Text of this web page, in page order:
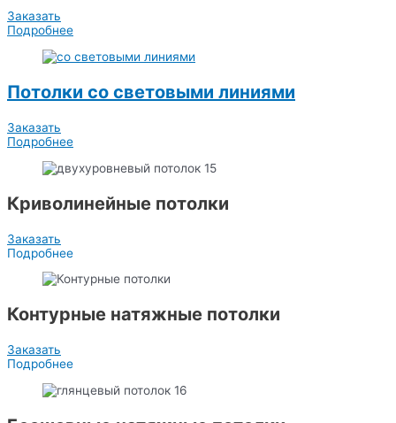
Заказать
Подробнее
Потолки со световыми линиями
Заказать
Подробнее
Криволинейные потолки
Заказать
Подробнее
Контурные натяжные потолки
Заказать
Подробнее